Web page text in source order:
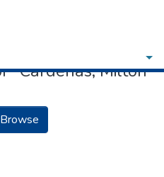
"Cárdenas, Milton